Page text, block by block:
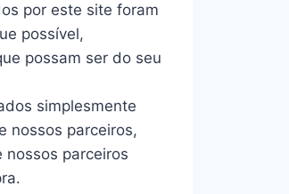
​​por este site foram
possível,
possam ser do seu
simplesmente
nossos parceiros,
parceiros